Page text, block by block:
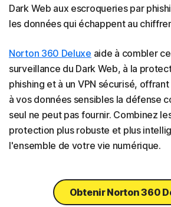
Dark Web aux escroqueries par
les données qui échappent au
Norton 360 Deluxe aide à combler
surveillance du Dark Web, à la
phishing et à un VPN sécurisé,
à vos données sensibles la défense
seul ne peut pas fournir. Combinez
protection plus robuste et plus
l'ensemble de votre vie numérique.
Obtenir Norton 360